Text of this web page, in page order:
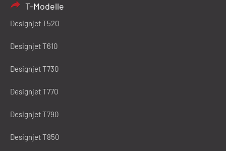
T-Modelle
Designjet T520
Designjet T610
Designjet T730
Designjet T770
Designjet T790
Designjet T850